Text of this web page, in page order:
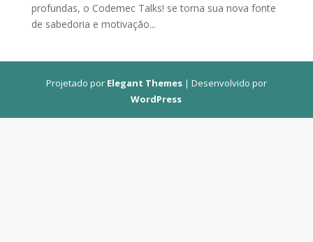
profundas, o Codemec Talks! se torna sua nova fonte
de sabedoria e motivação...
Projetado por Elegant Themes| Desenvolvido por
WordPress